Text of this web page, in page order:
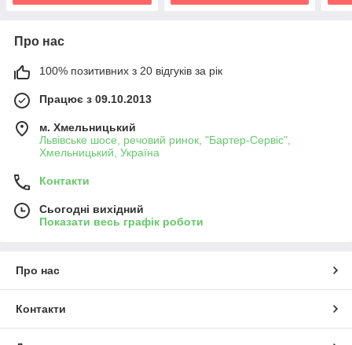
Про нас
100% позитивних з 20 відгуків за рік
Працює з 09.10.2013
м. Хмельницький
Львівське шосе, речовий ринок, "Бартер-Сервіс",
Хмельницький, Україна
Контакти
Сьогодні вихідний
Показати весь графік роботи
Про нас
Контакти